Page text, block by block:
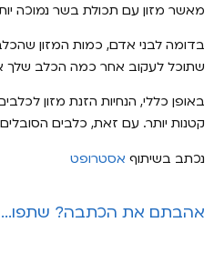
מאשר מזון עם תכולת בשר נמוכה
בדומה לבני אדם, כמות המזון
שתוכל לעקוב אחר כמה הכלב שלך
באופן כללי, הנחיות הזנת מזון
קטנות יותר. עם זאת, כלבים
נכתב בשיתוף אסטרופט
אהבתם את הכתבה? שתפו...